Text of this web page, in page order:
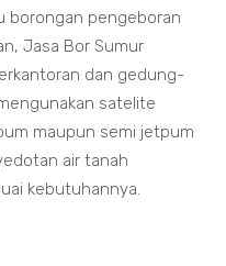
borongan pengeboran
Jasa Bor Sumur
dan gedung-
satelite
maupun semi jetpum
air tanah
kebutuhannya.